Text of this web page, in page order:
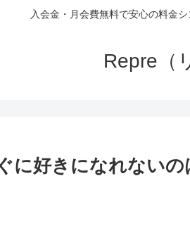
入会金・月会費無料で安心の料金
Repre（
に好きになれない